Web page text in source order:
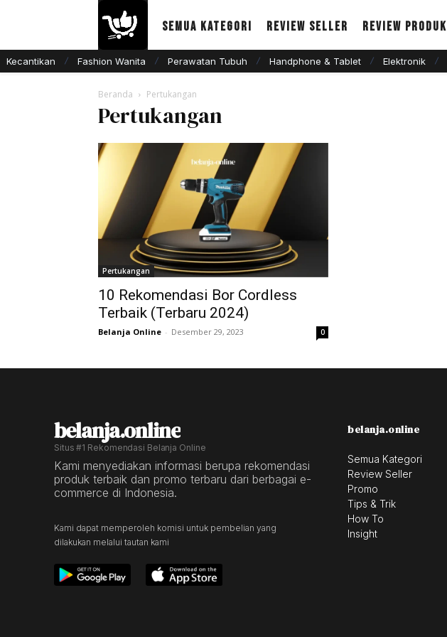
Semua Kategori Review Seller Review Produk
Kecantikan Fashion Wanita Perawatan Tubuh Handphone & Tablet Elektronik
Beranda Pertukangan
Pertukangan
Pertukangan
10 Rekomendasi Bor Cordless
Terbaik (Terbaru 2024)
Belanja Online - Desember 29, 2023 0
belanja.online
Situs #1 Rekomendasi Belanja Online
Kami menyediakan informasi berupa rekomendasi
produk terbaik dan promo terbaru dari berbagai e-
commerce di Indonesia.
Kami dapat memperoleh komisi untuk pembelian yang
dilakukan melalui tautan kami
belanja.online
Semua Kategori
Review Seller
Promo
Tips & Trik
How To
Insight